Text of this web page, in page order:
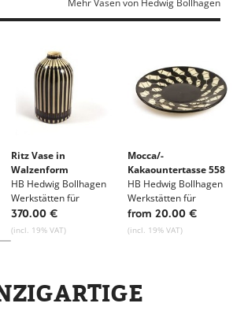
Ritz Vase in
Walzenform
HB Hedwig Bollhagen
Werkstätten für
Keramik
370.00 €
(incl. 19% VAT)
Mocca/-
Kakaountertasse 558
HB Hedwig Bollhagen
Werkstätten für
Keramik
from 20.00 €
(incl. 19% VAT)